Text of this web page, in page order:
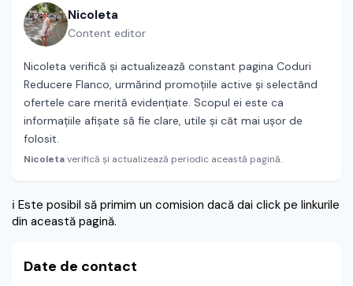
Nicoleta
Content editor
Nicoleta verifică și actualizează constant pagina Coduri
Reducere Flanco, urmărind promoțiile active și selectând
ofertele care merită evidențiate. Scopul ei este ca
informațiile afișate să fie clare, utile și cât mai ușor de
folosit.
Nicoletaverifică și actualizează periodic această pagină.
ℹ️ Este posibil să primim un comision dacă dai click pe linkurile
din această pagină.
Date de contact